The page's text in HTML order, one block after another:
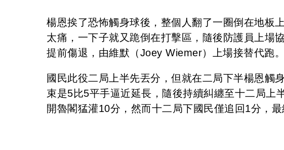
楊恩挨了恐怖觸身球後，整個人翻了一圈倒在地板
太痛，一下子就又跪倒在打擊區，隨後防護員上場
提前傷退，由維默（Joey Wiemer）上場接替代跑。
國民此役二局上半先丟分，但就在二局下半楊恩觸
束是5比5平手逼近延長，隨後持續糾纏至十二局上
開魯閣猛灌10分，然而十二局下國民僅追回1分，最